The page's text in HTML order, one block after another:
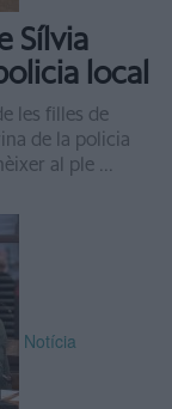
Sílvia
local
les filles de
de la policia
al ple ...
Notícia